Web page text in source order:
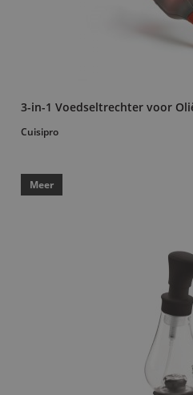
3-in-1 Voedseltrechter voor
Cuisipro
Meer